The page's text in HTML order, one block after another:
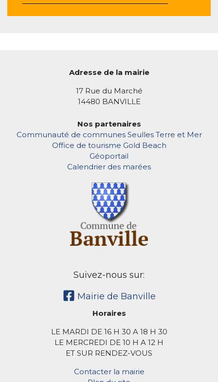
Adresse de la mairie
17 Rue du Marché
14480 BANVILLE
Nos partenaires
Communauté de communes Seulles Terre et Mer
Office de tourisme Gold Beach
Géoportail
Calendrier des marées
Suivez-nous sur:
Mairie de Banville
Horaires
LE MARDI DE 16 H 30 A 18 H 30
LE MERCREDI DE 10 H A 12 H
ET SUR RENDEZ-VOUS
Contacter la mairie